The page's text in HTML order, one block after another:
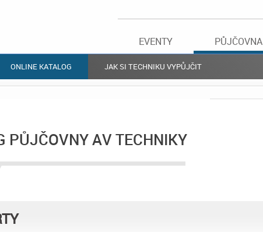
EVENTY PŮJČOVNA
ONLINE KATALOG JAK SI TECHNIKU VYPŮJČIT
PŮJČOVNY AV TECHNIKY